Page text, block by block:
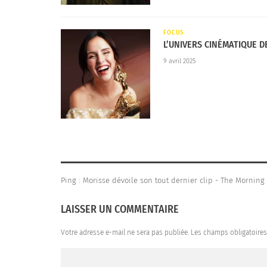
S’accompagnant souvent d’un piano,
monde (Chanson Fleur). Des sujets parfois
tout en elle inspire la douceur et la
émouvants, des chansons balaises comme
dans la lignée d’auteurs tels que
FOCUS
L’UNIVERS CINÉMATIQUE
9 avril 2025
Ping : Morisse dévoile son tout dernier clip - The Morning
LAISSER UN COMMENTAIRE
Votre adresse e-mail ne sera pas publiée. Les champs